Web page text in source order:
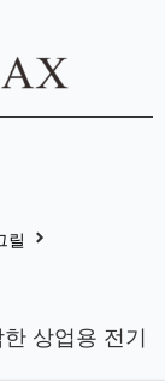
릴
상업용 전기